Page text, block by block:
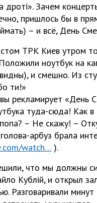
Зачем
пришлось бы в
– и всё, День
ТРК Киев утром
ноутбук на
и смешно. Из
ти!»
рекламирует «День
туда-сюда! Как в
– Не скажу! –
арбуз брала
watch… ).
что мы должны
Кублій, и открыл
Разговаривали